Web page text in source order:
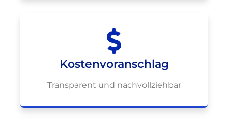
Kostenvoranschlag
Transparent und nachvollziehbar